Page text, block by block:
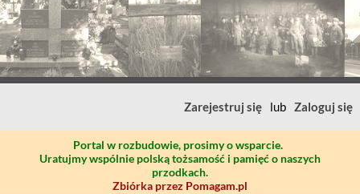
Zarejestruj się lub Zaloguj się
Portal w rozbudowie, prosimy o wsparcie.
Uratujmy wspólnie polską tożsamość i pamięć o naszych
przodkach.
Zbiórka przez Pomagam.pl